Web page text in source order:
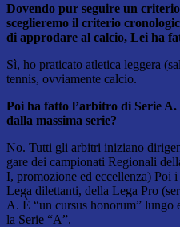
Dovendo pur seguire un
sceglieremo il criterio
di approdare al calcio, Lei ha
Sì, ho praticato atletica leggera
tennis, ovviamente calcio.
Poi ha fatto l’arbitro di Serie
dalla massima serie?
No. Tutti gli arbitri iniziano
gare dei campionati Regionali
I, promozione ed eccellenza) Poi
Lega dilettanti, della Lega Pro
A. È “un cursus honorum”
la Serie “A”.